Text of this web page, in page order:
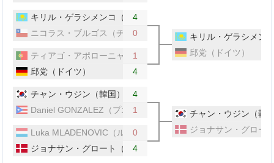
キリル・ゲラシメンコ（カザフスタン）
4
ニコラス・ブルゴス（チリ）
0
ティアゴ・アポローニャ（ポルトガル）
1
邱党（ドイツ）
4
チャン・ウジン（韓国）
4
Daniel GONZALEZ（プエルトリコ）
1
Luka MLADENOVIC（ルクセンブルク）
0
ジョナサン・グロート（デンマーク）
4
キリル・ゲラシメン
邱党（ドイツ）
チャン・ウジン（韓
ジョナサン・グロー